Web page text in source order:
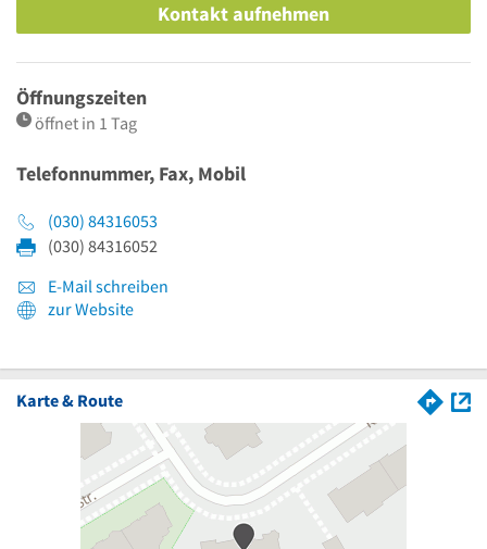
Kontakt aufnehmen
Öffnungszeiten
öffnet in 1 Tag
Telefonnummer, Fax, Mobil
(030) 84316053
(030) 84316052
E-Mail schreiben
zur Website
Karte & Route